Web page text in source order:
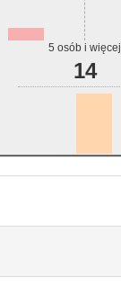
5 osób i więcej
14